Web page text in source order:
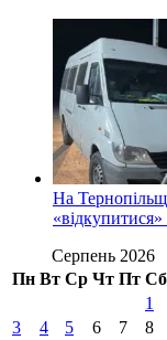
На
«відкупитися»
Серпень 2026
Пн Вт Ср Чт Пт Сб
1
3
4 5 6 7 8